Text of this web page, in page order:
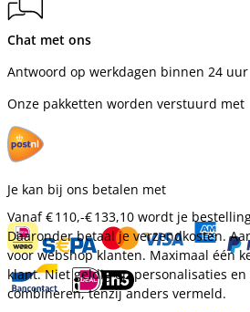
Chat met ons
Antwoord op werkdagen binnen 24 uur
Onze pakketten worden verstuurd met
Je kan bij ons betalen met
Vanaf€ 110,-€ 133,10 wordt je
Daaronder betaal je verzendkosten.
voor webshop klanten. Maximaal één
klant. Niet geldig op personalisaties
combineren, tenzij anders vermeld.